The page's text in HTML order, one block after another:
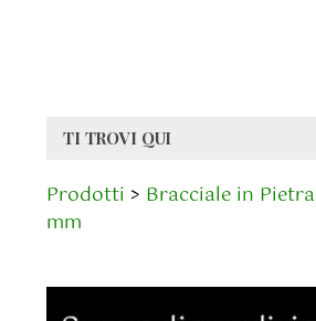
TI TROVI QUI
Prodotti > Bracciale in
mm